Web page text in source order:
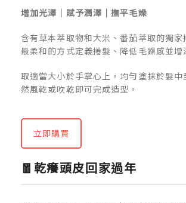
增加光澤｜賦予潤澤｜撫平毛燥
含有草本萃取物和大米、番茄萃取的獨家
最柔和的方式定義捲髮、降低毛躁感並增
取適當大小於手掌心上，均勻塗抹於髮中
然風乾或吹乾即可完成造型。
立即購買
🧧乾癢頭皮回家過年